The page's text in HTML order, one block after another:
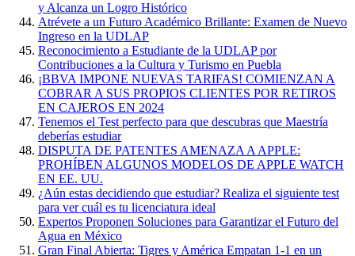
y Alcanza un Logro Histórico
Atrévete a un Futuro Académico Brillante: Examen de Nuevo
Ingreso en la UDLAP
Reconocimiento a Estudiante de la UDLAP por
Contribuciones a la Cultura y Turismo en Puebla
¡BBVA IMPONE NUEVAS TARIFAS! COMIENZAN A
COBRAR A SUS PROPIOS CLIENTES POR RETIROS
EN CAJEROS EN 2024
Tenemos el Test perfecto para que descubras que Maestría
deberías estudiar
DISPUTA DE PATENTES AMENAZA A APPLE:
PROHÍBEN ALGUNOS MODELOS DE APPLE WATCH
EN EE. UU.
¿Aún estas decidiendo que estudiar? Realiza el siguiente test
para ver cuál es tu licenciatura ideal
Expertos Proponen Soluciones para Garantizar el Futuro del
Agua en México
Gran Final Abierta: Tigres y América Empatan 1-1 en un